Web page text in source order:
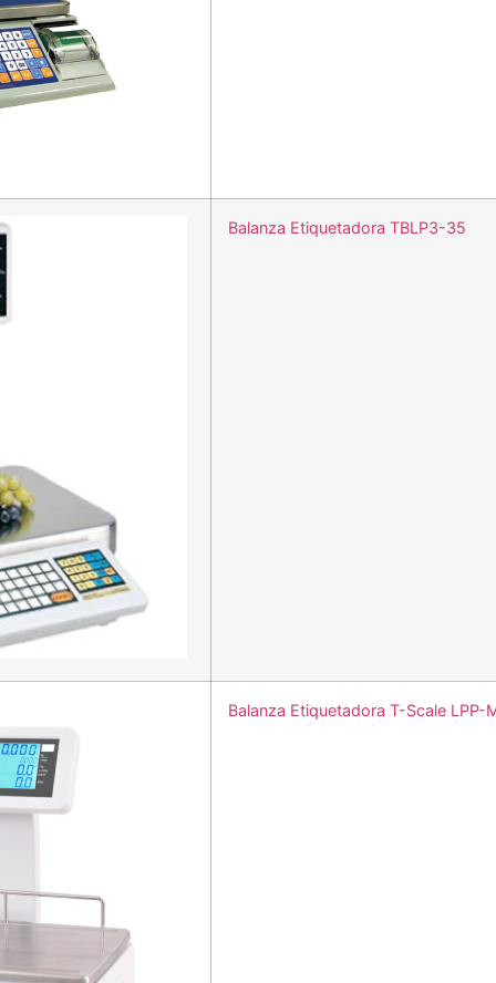
Balanza Etiquetadora TBLP3-35
Balanza Etiquetadora T-Scale LPP-